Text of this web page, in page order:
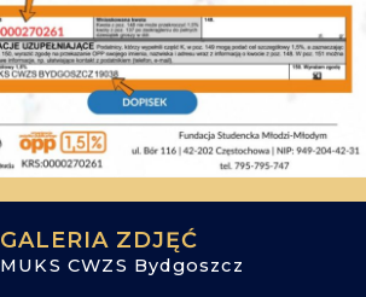
GALERIA ZDJĘĆ
MUKS CWZS Bydgoszcz